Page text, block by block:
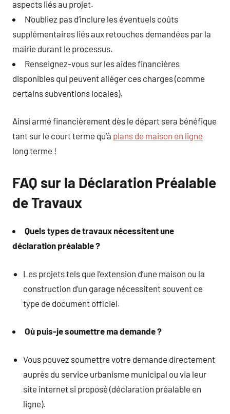
aspects liés au projet.
N’oubliez pas d’inclure les éventuels coûts
supplémentaires liés aux retouches demandées par la
mairie durant le processus.
Renseignez-vous sur les aides financières
disponibles qui peuvent alléger ces charges (comme
certains subventions locales).
Ainsi armé financièrement dès le départ sera bénéfique
tant sur le court terme qu’à plans de maison en ligne
long terme !
FAQ sur la Déclaration Préalable
de Travaux
Quels types de travaux nécessitent une
déclaration préalable ?
Les projets tels que l’extension d’une maison ou la
construction d’un garage nécessitent souvent ce
type de document officiel.
Où puis-je soumettre ma demande ?
Vous pouvez soumettre votre demande directement
auprès du service urbanisme municipal ou via leur
site internet si proposé (déclaration préalable en
ligne).